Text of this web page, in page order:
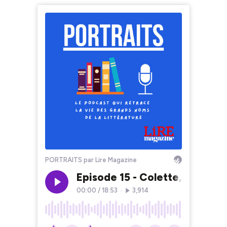
PORTRAITS par Lire Magazine
Episode 15 - Colette,
00:00 / 18:53 3,914